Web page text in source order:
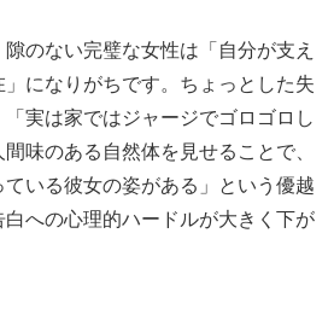
のない完璧な女性は「自分が支え
になりがちです。ちょっとした失
実は家ではジャージでゴロゴロし
味のある自然体を見せることで、
いる彼女の姿がある」という優越
への心理的ハードルが大きく下が